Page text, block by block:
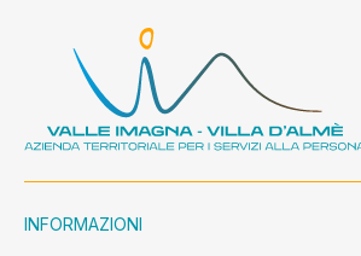
INFORMAZIONI